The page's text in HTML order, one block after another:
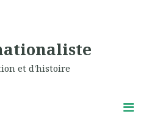
et d'histoire